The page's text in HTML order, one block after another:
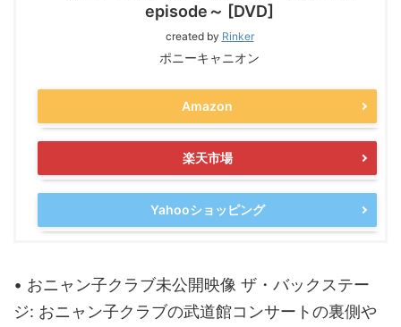
episode～ [DVD]
created by Rinker
ポニーキャニオン
Amazon
楽天市場
Yahooショッピング
• おニャン子クラブ未公開映像 ザ・バックステー
ジ: おニャン子クラブの武道館コンサートの裏側や